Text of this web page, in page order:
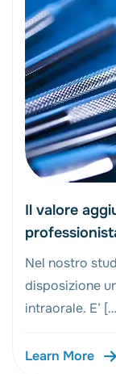
Il valore
Nel nostro
disposizione
intraorale. E’
Learn More